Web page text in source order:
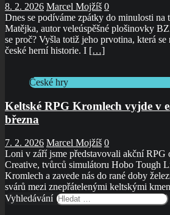
8. 2. 2026 Marcel Mojžíš 0
Dnes se podíváme zpátky do minulosti
Matějka, autor veleúspěšné plošinovky
se proč? Vyšla totiž jeho prvotina, která se
české herní historie. I […]
České hry
Keltské RPG Kromlech vyjde v
března
7. 2. 2026 Marcel Mojžíš 0
Loni v září jsme představovali akční RPG
Creative, tvůrců simulátoru Hobo Tough
Kromlech a zavede nás do rané doby
svárů mezi znepřátelenými keltskými
Vyhledávání